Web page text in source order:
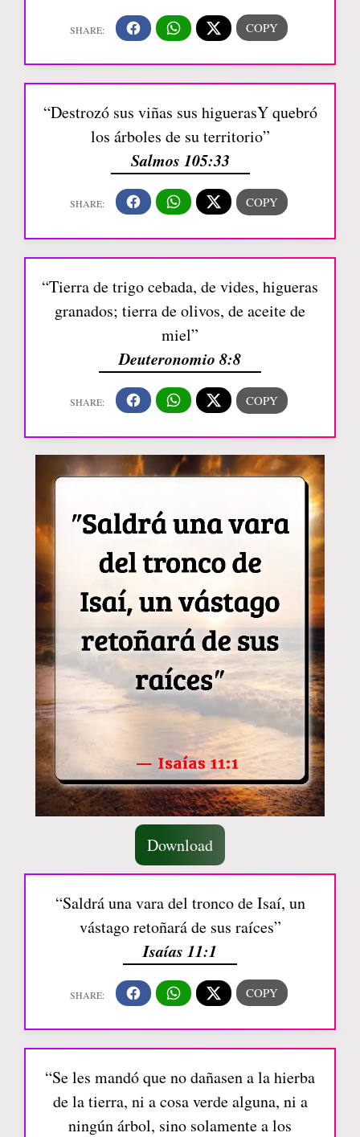
“Destrozó sus viñas sus higuerasY quebró
los árboles de su territorio”
Salmos 105:33
“Tierra de trigo cebada, de vides, higueras
granados; tierra de olivos, de aceite de
miel”
Deuteronomio 8:8
Download
“Saldrá una vara del tronco de Isaí, un
vástago retoñará de sus raíces”
Isaías 11:1
“Se les mandó que no dañasen a la hierba
de la tierra, ni a cosa verde alguna, ni a
ningún árbol, sino solamente a los